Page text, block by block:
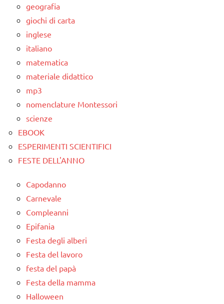
poesie e
filastrocche
TUTTI GLI
ARGOMENTI
PER ETA'
ARTICOLI
geografia
giochi di carta
inglese
italiano
matematica
materiale didattico
mp3
nomenclature Montessori
scienze
EBOOK
ESPERIMENTI SCIENTIFICI
FESTE DELL'ANNO
Capodanno
Carnevale
Compleanni
Epifania
Festa degli alberi
Festa del lavoro
festa del papà
Festa della mamma
Halloween